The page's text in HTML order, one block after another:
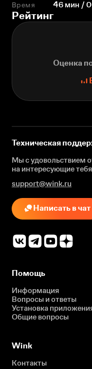
Время 46 мин /
Рейтинг
Оценка
Техническая
Мы с удовольствием
на интересующие
support@wink.ru
Написать в чат
Помощь
Информация
Вопросы и ответы
Установка
Общие вопросы
Wink
Контакты